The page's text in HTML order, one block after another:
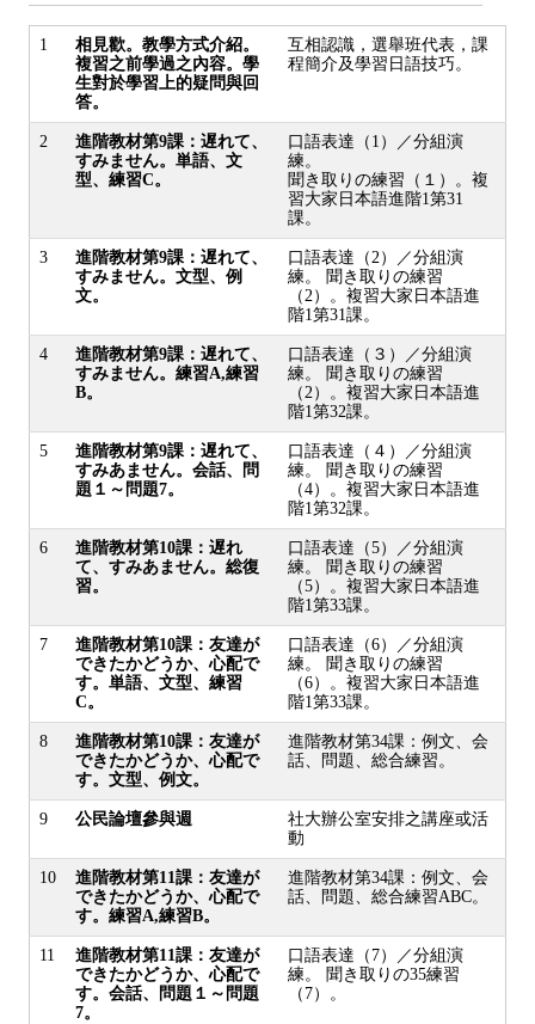
1
相見歡。教學方式介紹。
複習之前學過之內容。學
生對於學習上的疑問與回
答。
互相認識，選舉班代表，課
程簡介及學習日語技巧。
2
進階教材第9課：遅れて、
すみません。単語、文
型、練習C。
口語表達（1）／分組演
練。
聞き取りの練習（１）。複
習大家日本語進階1第31
課。
3
進階教材第9課：遅れて、
すみません。文型、例
文。
口語表達（2）／分組演
練。 聞き取りの練習
（2）。複習大家日本語進
階1第31課。
4
進階教材第9課：遅れて、
すみません。練習A,練習
B。
口語表達（３）／分組演
練。 聞き取りの練習
（2）。複習大家日本語進
階1第32課。
5
進階教材第9課：遅れて、
すみあません。会話、問
題１～問題7。
口語表達（４）／分組演
練。 聞き取りの練習
（4）。複習大家日本語進
階1第32課。
6
進階教材第10課：遅れ
て、すみあません。総復
習。
口語表達（5）／分組演
練。 聞き取りの練習
（5）。複習大家日本語進
階1第33課。
7
進階教材第10課：友達が
できたかどうか、心配で
す。単語、文型、練習
C。
口語表達（6）／分組演
練。 聞き取りの練習
（6）。複習大家日本語進
階1第33課。
8
進階教材第10課：友達が
できたかどうか、心配で
す。文型、例文。
進階教材第34課：例文、会
話、問題、総合練習。
9 公民論壇參與週
社大辦公室安排之講座或活
動
10
進階教材第11課：友達が
できたかどうか、心配で
す。練習A,練習B。
進階教材第34課：例文、会
話、問題、総合練習ABC。
11
進階教材第11課：友達が
できたかどうか、心配で
す。会話、問題１～問題
7。
口語表達（7）／分組演
練。 聞き取りの35練習
（7）。